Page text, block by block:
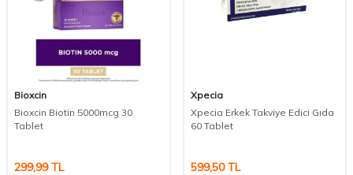
Bioxcin
Bioxcin Biotin 5000mcg 30
Tablet
299,99TL
Xpecia
Xpecia Erkek Takviye Edici Gıda
60 Tablet
599,50TL